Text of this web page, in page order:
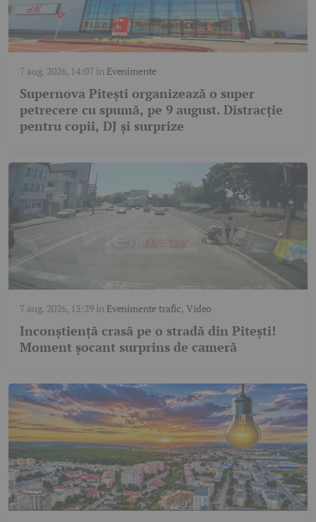
7 aug. 2026, 14:07în Evenimente
Supernova Pitești organizează o super
petrecere cu spumă, pe 9 august. Distracție
pentru copii, DJ și surprize
7 aug. 2026, 13:29în Evenimente trafic,Video
Inconștiență crasă pe o stradă din Pitești!
Moment șocant surprins de cameră